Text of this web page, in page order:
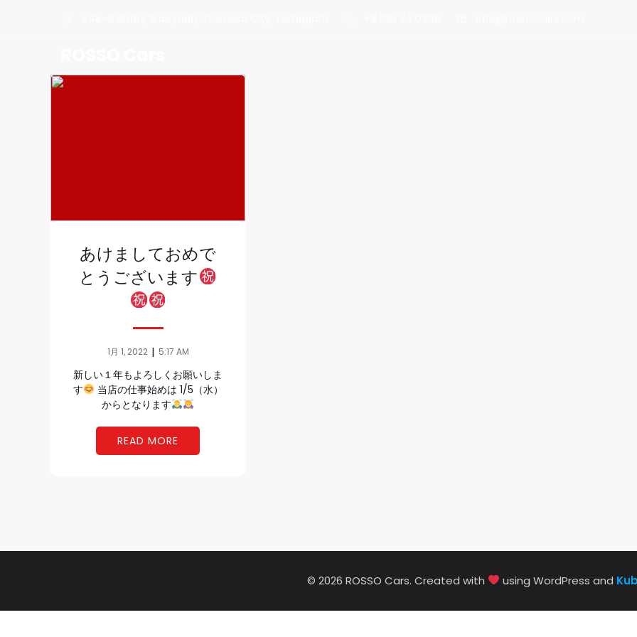
あけましておめで
とうございます
1月 1, 2022 | 5:17 AM
新しい１年もよろしくお願いしま
す
当店の仕事始めは 1/5（水）
からとなります
READ MORE
© 2026 ROSSO Cars. Created with using WordPress and